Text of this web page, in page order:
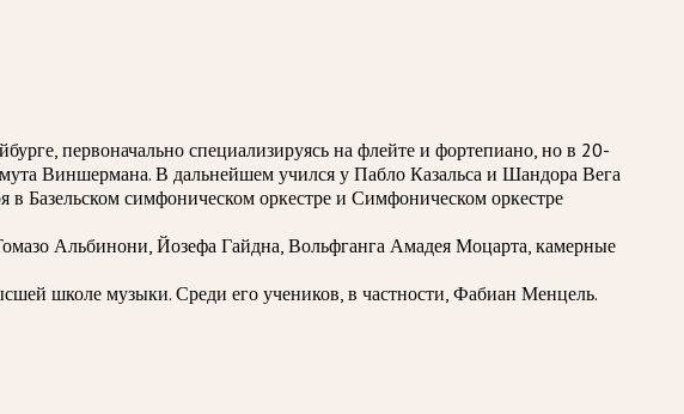
первоначально специализируясь на флейте и фортепиано, но в 20-
Виншермана. В дальнейшем учился у Пабло Казальса и Шандора Вега
Базельском симфоническом оркестре и Симфоническом оркестре
Альбинони, Йозефа Гайдна, Вольфганга Амадея Моцарта, камерные
школе музыки. Среди его учеников, в частности, Фабиан Менцель.